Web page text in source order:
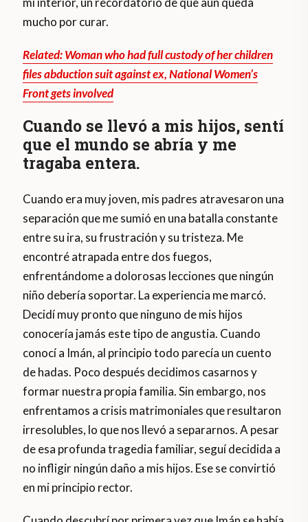
mucho por curar.
Related: Woman who had full custody of her children
files abduction suit against ex, National Women’s
Front gets involved
Cuando se llevó a mis hijos, sentí
que el mundo se abría y me
tragaba entera.
Cuando era muy joven, mis padres atravesaron una
separación que me sumió en una batalla constante
entre su ira, su frustración y su tristeza. Me
encontré atrapada entre dos fuegos,
enfrentándome a dolorosas lecciones que ningún
niño debería soportar. La experiencia me marcó.
Decidí muy pronto que ninguno de mis hijos
conocería jamás este tipo de angustia. Cuando
conocí a Imán, al principio todo parecía un cuento
de hadas. Poco después decidimos casarnos y
formar nuestra propia familia. Sin embargo, nos
enfrentamos a crisis matrimoniales que resultaron
irresolubles, lo que nos llevó a separarnos. A pesar
de esa profunda tragedia familiar, seguí decidida a
no infligir ningún daño a mis hijos. Ese se convirtió
en mi principio rector.